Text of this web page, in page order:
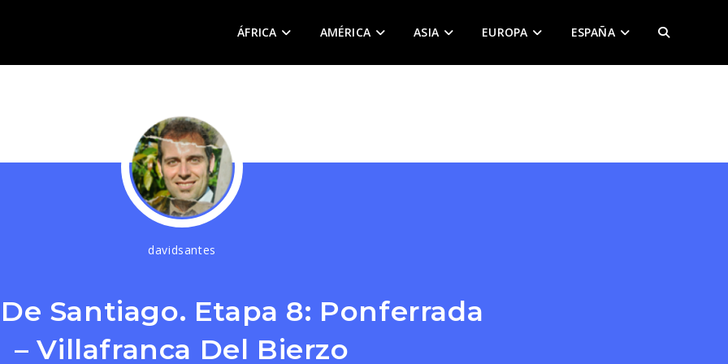
ÁFRICA AMÉRICA ASIA EUROPA ESPAÑA ALTERNAR
DE
davidsantes
Santiago. Etapa 8: Ponferrada
– Villafranca Del Bierzo